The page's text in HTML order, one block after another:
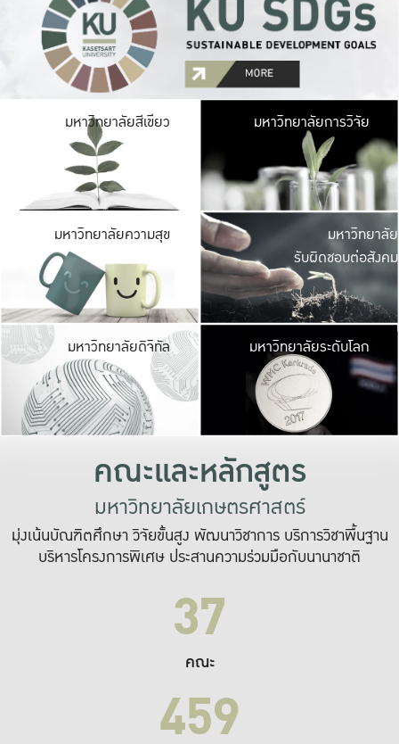
มหาวิทยาลัยสีเขียว มหาวิ
มีพื้นที่เขียวสดใส
เป็นป่าในเมือง เกษต
มหาวิทยาลัยการวิจัย
มหาวิทยาลัยความสุข มหาวิ
ค
เปิดประ
และพบเรื่องราวใ
มหาวิทยาลัย
รับผิดชอบต่อสังคม
มหาวิทยาลัยดิจิทัล มหาวิ
เปลี่ยนแปลง แล
เพื่อทำง
ระบบสารสนเทศ
มหาวิทยาลัยระดับโลก
คณะและหลักสูตร
มหาวิทยาลัยเกษตรศาสตร์
มุ่งเน้นบัณฑิตศึกษา วิจัยขั้นสูง พัฒนาวิชาการ บริการวิชาพื้นฐาน
บริหารโครงการพิเศษ ประสานความร่วมมือกับนานาชาติ
37
คณะ
459